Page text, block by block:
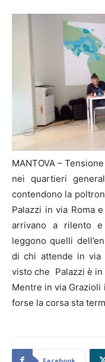
MANTOVA –
nei quartieri
contendono la
Palazzi in via Roma
arrivano a rilento
leggono quelli
di chi attende in via
visto che Palazzi è in
Mentre in via
forse la corsa sta